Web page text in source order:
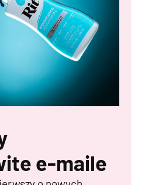
e-maile